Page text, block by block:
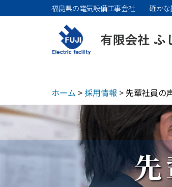
へ
ス
キ
福島県の電気設備工事会社 確かな
ホーム >採用情報 >先輩社員の